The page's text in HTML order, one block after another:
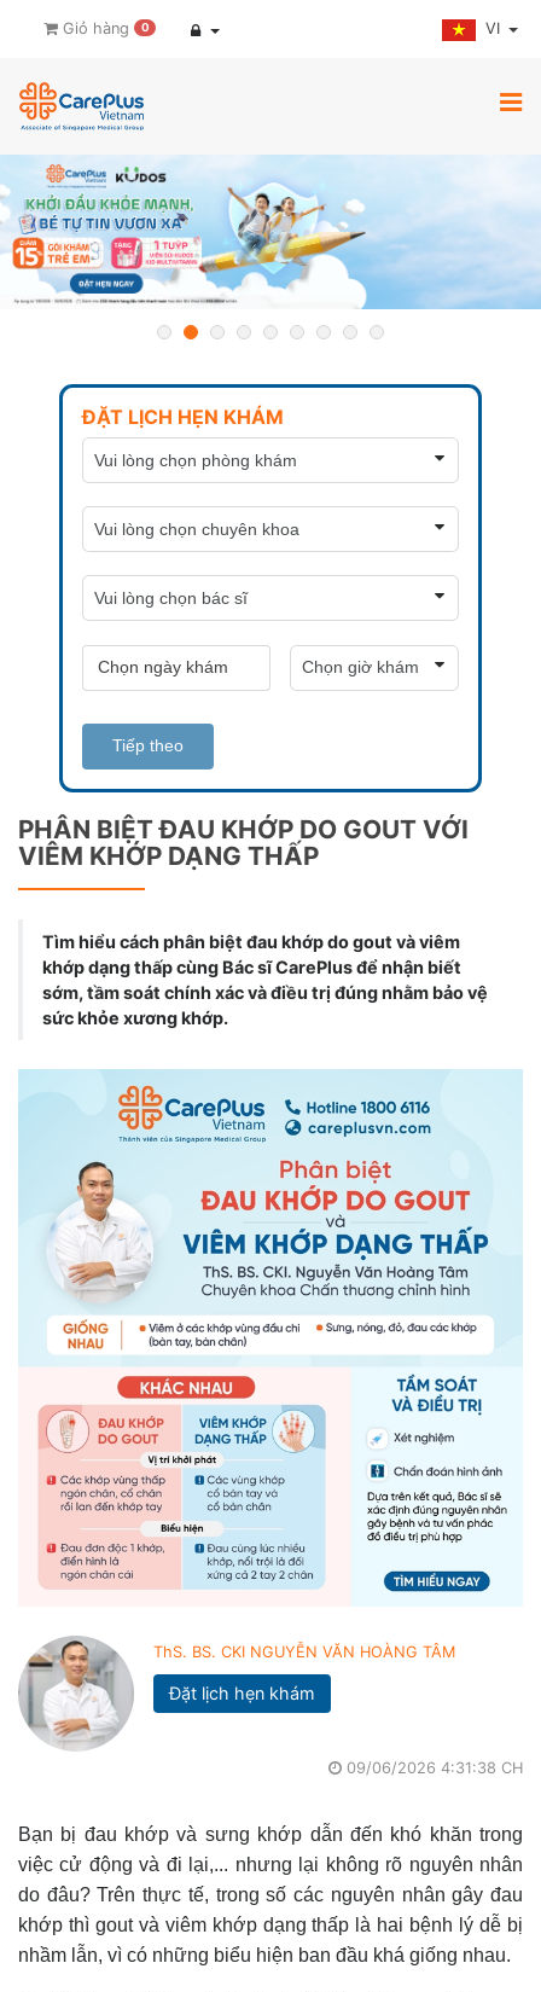
Giỏ hàng 0 VI
ĐẶT LỊCH HẸN KHÁM
Tiếp theo
PHÂN BIỆT ĐAU KHỚP DO GOUT VỚI
VIÊM KHỚP DẠNG THẤP
Tìm hiểu cách phân biệt đau khớp do gout và viêm
khớp dạng thấp cùng Bác sĩ CarePlus để nhận biết
sớm, tầm soát chính xác và điều trị đúng nhằm bảo vệ
sức khỏe xương khớp.
ThS. BS. CKI NGUYỄN VĂN HOÀNG TÂM
Đặt lịch hẹn khám
09/06/2026 4:31:38 CH
Bạn bị đau khớp và sưng khớp dẫn đến khó khăn trong
việc cử động và đi lại,... nhưng lại không rõ nguyên nhân
do đâu? Trên thực tế, trong số các nguyên nhân gây đau
khớp thì gout và viêm khớp dạng thấp là hai bệnh lý dễ bị
nhầm lẫn, vì có những biểu hiện ban đầu khá giống nhau.